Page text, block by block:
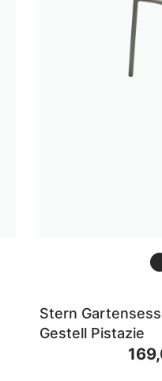
Stern
Gestell Pistazie